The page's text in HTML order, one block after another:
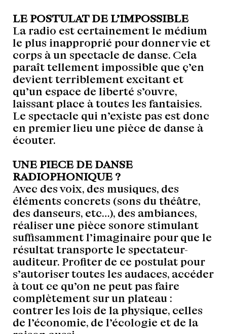
LE POSTULAT DE L’IMPOSSIBLE
La radio est certainement le médium
le plus inapproprié pour donner vie et
corps à un spectacle de danse. Cela
paraît tellement impossible que ç’en
devient terriblement excitant et
qu’un espace de liberté s’ouvre,
laissant place à toutes les fantaisies.
Le spectacle qui n’existe pas est donc
en premier lieu une pièce de danse à
écouter.
UNE PIECE DE DANSE
RADIOPHONIQUE ?
Avec des voix, des musiques, des
éléments concrets (sons du théâtre,
des danseurs, etc…), des ambiances,
réaliser une pièce sonore stimulant
suffisamment l’imaginaire pour que le
résultat transporte le spectateur-
auditeur. Profiter de ce postulat pour
s’autoriser toutes les audaces, accéder
à tout ce qu’on ne peut pas faire
complètement sur un plateau :
contrer les lois de la physique, celles
de l’économie, de l’écologie et de la